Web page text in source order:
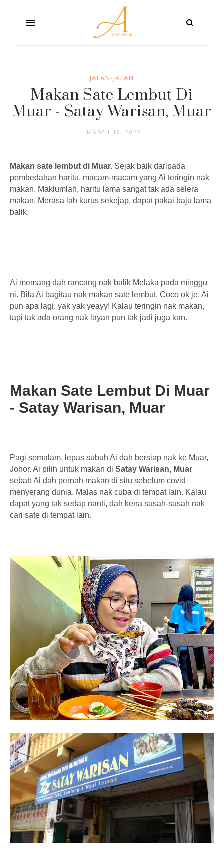
JALAN-JALAN
Makan Sate Lembut Di
Muar - Satay Warisan, Muar
MARCH 19, 2022
Makan sate lembut di Muar. Sejak baik daripada
pembedahan haritu, macam-macam yang Ai teringin nak
makan. Maklumlah, haritu lama sangat tak ada selera
makan. Merasa lah kurus sekejap, dapat pakai baju lama
balik.
Ai memang dah rancang nak balik Melaka pada minggu
ni. Bila Ai bagitau nak makan sate lembut, Coco ok je. Ai
pun apa lagi, yak yak yeayy! Kalau teringin nak makan,
tapi tak ada orang nak layan pun tak jadi juga kan.
Makan Sate Lembut Di Muar
- Satay Warisan, Muar
Pagi semalam, lepas subuh Ai dah bersiap nak ke Muar,
Johor. Ai pilih untuk makan di Satay Warisan, Muar
sebab Ai dah pernah makan di situ sebelum covid
menyerang dunia. Malas nak cuba di tempat lain. Kalau
dapat yang tak sedap nanti, dah kena susah-susah nak
cari sate di tempat lain.